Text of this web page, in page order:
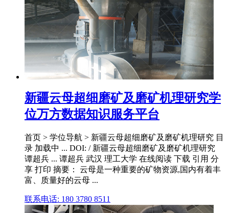
新疆云母超细磨矿及磨矿机理研究学
位万方数据知识服务平台
首页 > 学位导航 > 新疆云母超细磨矿及磨矿机理研究 目
录 加载中 ... DOI: / 新疆云母超细磨矿及磨矿机理研究
谭超兵 ... 谭超兵 武汉 理工大学 在线阅读 下载 引用 分
享 打印 摘要： 云母是一种重要的矿物资源,国内有着丰
富、质量好的云母 ...
联系电话: 180 3780 8511